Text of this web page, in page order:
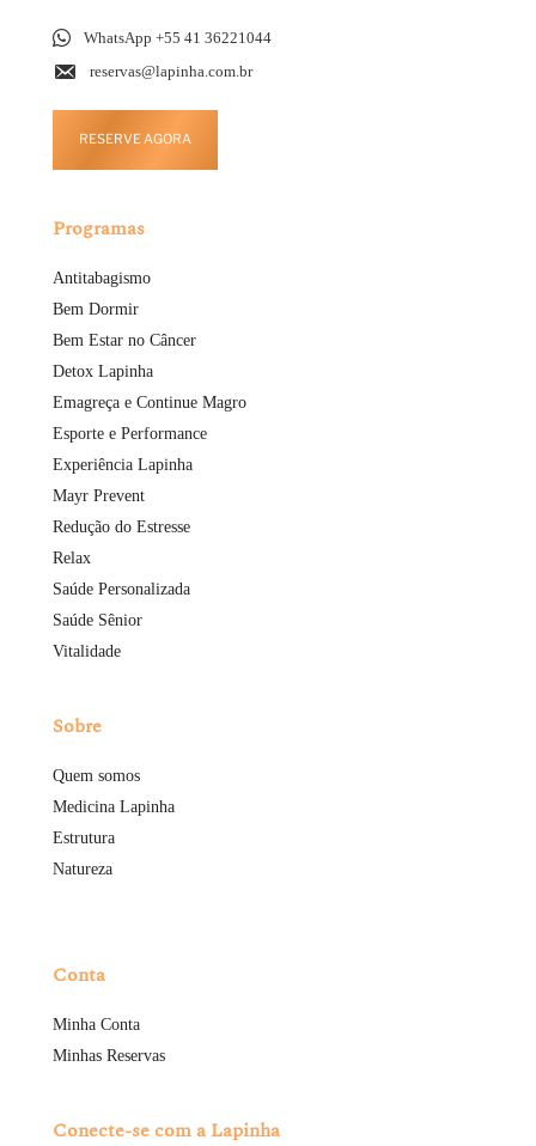
WhatsApp +55 41 36221044
reservas@lapinha.com.br
RESERVE AGORA
Programas
Antitabagismo
Bem Dormir
Bem Estar no Câncer
Detox Lapinha
Emagreça e Continue Magro
Esporte e Performance
Experiência Lapinha
Mayr Prevent
Redução do Estresse
Relax
Saúde Personalizada
Saúde Sênior
Vitalidade
Sobre
Quem somos
Medicina Lapinha
Estrutura
Natureza
Conta
Minha Conta
Minhas Reservas
Conecte-se com a Lapinha